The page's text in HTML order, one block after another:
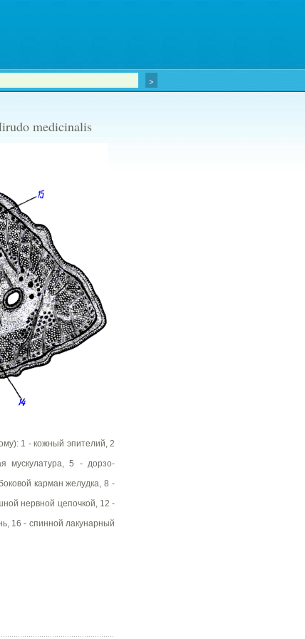
medicinalis
1 - кожный эпителий, 2
мускулатура, 5 - дорзо-
карман желудка, 8 -
нервной цепочкой, 12 -
16 - спинной лакунарный